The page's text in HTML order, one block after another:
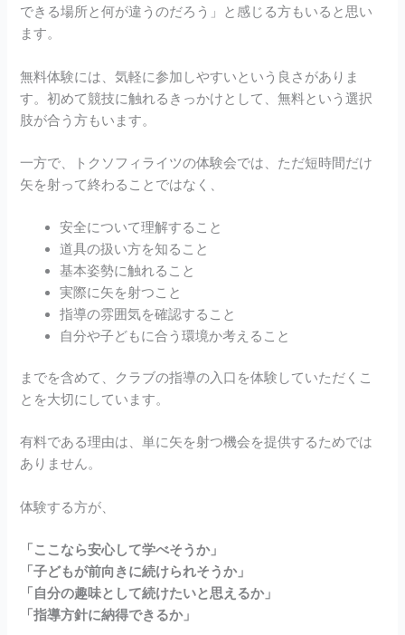
できる場所と何が違うのだろう」と感じる方もいると思い
ます。
無料体験には、気軽に参加しやすいという良さがありま
す。初めて競技に触れるきっかけとして、無料という選択
肢が合う方もいます。
一方で、トクソフィライツの体験会では、ただ短時間だけ
矢を射って終わることではなく、
安全について理解すること
道具の扱い方を知ること
基本姿勢に触れること
実際に矢を射つこと
指導の雰囲気を確認すること
自分や子どもに合う環境か考えること
までを含めて、クラブの指導の入口を体験していただくこ
とを大切にしています。
有料である理由は、単に矢を射つ機会を提供するためでは
ありません。
体験する方が、
「ここなら安心して学べそうか」
「子どもが前向きに続けられそうか」
「自分の趣味として続けたいと思えるか」
「指導方針に納得できるか」